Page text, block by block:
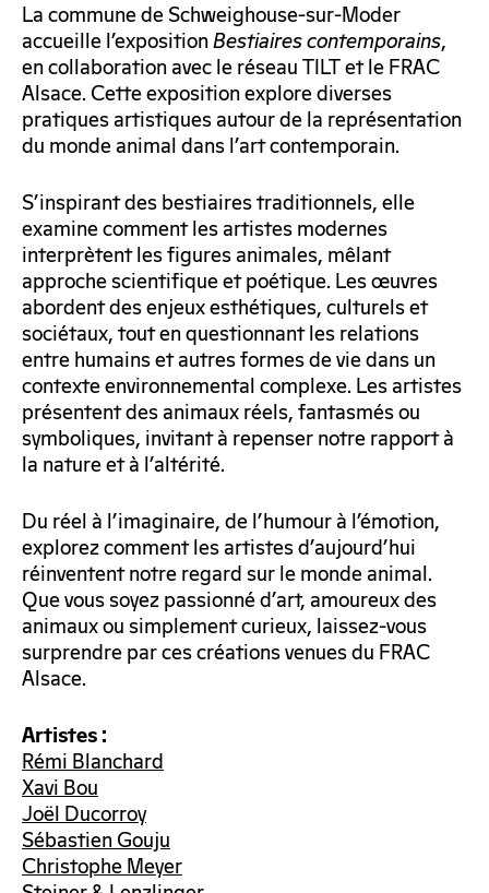
La commune de Schweighouse-sur-Moder
accueille l’expositionBestiaires contemporains,
en collaboration avec le réseau TILT et le FRAC
Alsace. Cette exposition explore diverses
pratiques artistiques autour de la représentation
du monde animal dans l’art contemporain.
S’inspirant des bestiaires traditionnels, elle
examine comment les artistes modernes
interprètent les figures animales, mêlant
approche scientifique et poétique. Les œuvres
abordent des enjeux esthétiques, culturels et
sociétaux, tout en questionnant les relations
entre humains et autres formes de vie dans un
contexte environnemental complexe. Les artistes
présentent des animaux réels, fantasmés ou
symboliques, invitant à repenser notre rapport à
la nature et à l’altérité.
Du réel à l’imaginaire, de l’humour à l’émotion,
explorez comment les artistes d’aujourd’hui
réinventent notre regard sur le monde animal.
Que vous soyez passionné d’art, amoureux des
animaux ou simplement curieux, laissez-vous
surprendre par ces créations venues du FRAC
Alsace.
Artistes :
Rémi Blanchard
Xavi Bou
Joël Ducorroy
Sébastien Gouju
Christophe Meyer